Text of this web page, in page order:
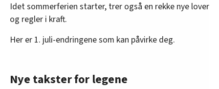
Idet sommerferien starter, trer også en rekke nye lover
og regler i kraft.
Her er 1. juli-endringene som kan påvirke deg.
Nye takster for legene